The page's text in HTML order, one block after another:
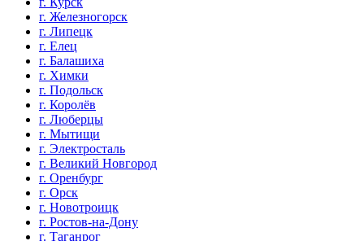
г. Железногорск
г. Липецк
г. Елец
г. Балашиха
г. Химки
г. Подольск
г. Королёв
г. Люберцы
г. Мытищи
г. Электросталь
г. Великий Новгород
г. Оренбург
г. Орск
г. Новотроицк
г. Ростов-на-Дону
г. Таганрог